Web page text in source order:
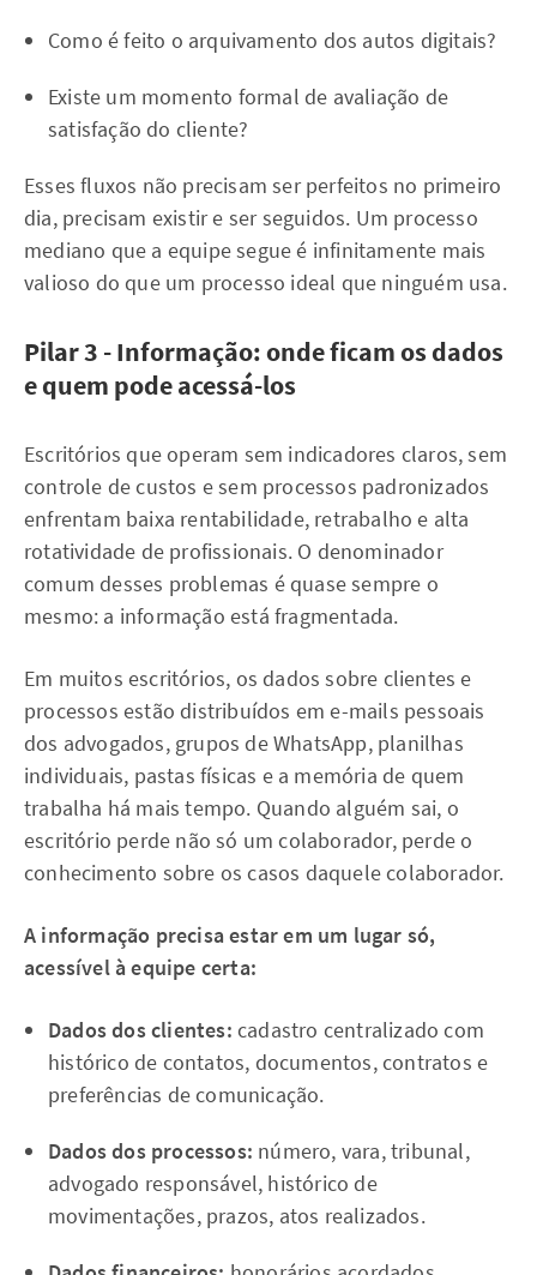
Como é feito o arquivamento dos autos digitais?
Existe um momento formal de avaliação de
satisfação do cliente?
Esses fluxos não precisam ser perfeitos no primeiro
dia, precisam existir e ser seguidos. Um processo
mediano que a equipe segue é infinitamente mais
valioso do que um processo ideal que ninguém usa.
Pilar 3 - Informação: onde ficam os dados
e quem pode acessá-los
Escritórios que operam sem indicadores claros, sem
controle de custos e sem processos padronizados
enfrentam baixa rentabilidade, retrabalho e alta
rotatividade de profissionais. O denominador
comum desses problemas é quase sempre o
mesmo: a informação está fragmentada.
Em muitos escritórios, os dados sobre clientes e
processos estão distribuídos em e-mails pessoais
dos advogados, grupos de WhatsApp, planilhas
individuais, pastas físicas e a memória de quem
trabalha há mais tempo. Quando alguém sai, o
escritório perde não só um colaborador, perde o
conhecimento sobre os casos daquele colaborador.
A informação precisa estar em um lugar só,
acessível à equipe certa:
Dados dos clientes: cadastro centralizado com
histórico de contatos, documentos, contratos e
preferências de comunicação.
Dados dos processos: número, vara, tribunal,
advogado responsável, histórico de
movimentações, prazos, atos realizados.